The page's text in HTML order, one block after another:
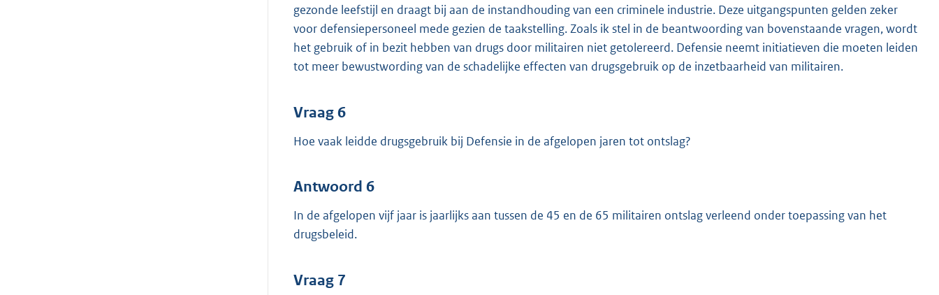
gezonde leefstijl en draagt bij aan de instandhouding van een criminele industrie. Deze uitgangspunten gelden zeker
voor defensiepersoneel mede gezien de taakstelling. Zoals ik stel in de beantwoording van bovenstaande vragen, wordt
het gebruik of in bezit hebben van drugs door militairen niet getolereerd. Defensie neemt initiatieven die moeten leiden
tot meer bewustwording van de schadelijke effecten van drugsgebruik op de inzetbaarheid van militairen.
Vraag 6
Hoe vaak leidde drugsgebruik bij Defensie in de afgelopen jaren tot ontslag?
Antwoord 6
In de afgelopen vijf jaar is jaarlijks aan tussen de 45 en de 65 militairen ontslag verleend onder toepassing van het
drugsbeleid.
Vraag 7